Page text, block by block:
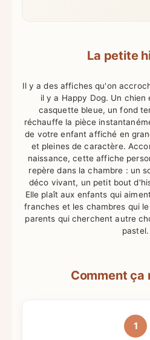
La petite
Il y a des affiches qu'on
il y a Happy Dog. Un chien
casquette bleue, un fond
réchauffe la pièce
de votre enfant affiché en
et pleines de caractère.
naissance, cette affiche
repère dans la chambre : un
déco vivant, un petit bout
Elle plaît aux enfants qui
franches et les chambres qui
parents qui cherchent autre
pastel.
Comment ça
1